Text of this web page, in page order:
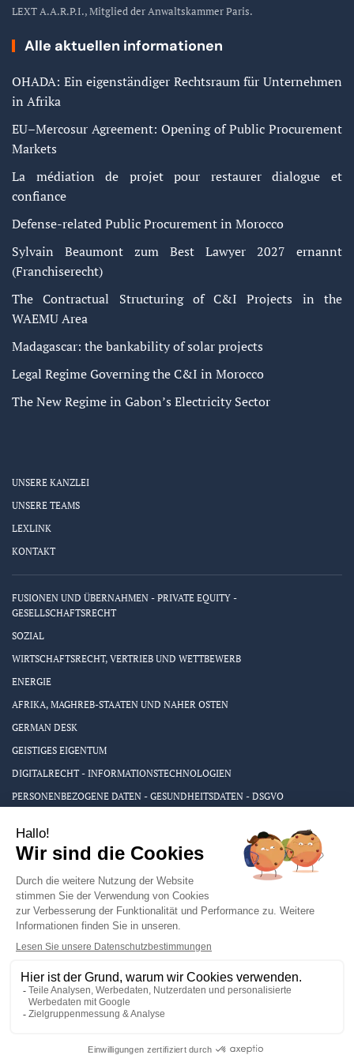
LEXT A.A.R.P.I., Mitglied der Anwaltskammer Paris.
Alle aktuellen informationen
OHADA: Ein eigenständiger Rechtsraum für Unternehmen
in Afrika
EU–Mercosur Agreement: Opening of Public Procurement
Markets
La médiation de projet pour restaurer dialogue et
confiance
Defense-related Public Procurement in Morocco
Sylvain Beaumont zum Best Lawyer 2027 ernannt
(Franchiserecht)
The Contractual Structuring of C&I Projects in the
WAEMU Area
Madagascar: the bankability of solar projects
Legal Regime Governing the C&I in Morocco
The New Regime in Gabon’s Electricity Sector
UNSERE KANZLEI
UNSERE TEAMS
LEXLINK
KONTAKT
FUSIONEN UND ÜBERNAHMEN - PRIVATE EQUITY -
GESELLSCHAFTSRECHT
SOZIAL
WIRTSCHAFTSRECHT, VERTRIEB UND WETTBEWERB
ENERGIE
AFRIKA, MAGHREB-STAATEN UND NAHER OSTEN
GERMAN DESK
GEISTIGES EIGENTUM
DIGITALRECHT - INFORMATIONSTECHNOLOGIEN
PERSONENBEZOGENE DATEN - GESUNDHEITSDATEN - DSGVO
PRESSE UND VERÖFFENTLICHUNGEN
AUS DER KANZLEI
©2026 LEXT Avocats - Le Mans, Paris - Alle Rechte vorbehalten |
Impressum|Datenschutzbestimmungen